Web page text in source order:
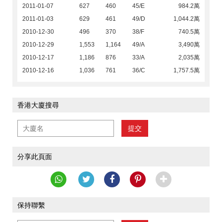
2011-01-07
627 460 45/E
984.2萬
2011-01-03
629 461 49/D
1,044.2萬
2010-12-30
496 370 38/F
740.5萬
2010-12-29
1,553 1,164 49/A
3,490萬
2010-12-17
1,186 876 33/A
2,035萬
2010-12-16
1,036 761 36/C 1,757.5萬
香港大廈搜尋
提交
分享此頁面
保持聯繫